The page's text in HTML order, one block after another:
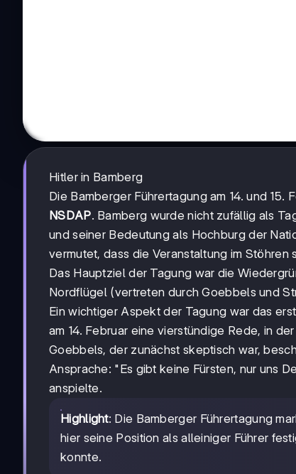
Hitler in Bamberg
Die Bamberger Führertagung am 14. und
NSDAP. Bamberg wurde nicht zufällig als
und seiner Bedeutung als Hochburg der
vermutet, dass die Veranstaltung im
Das Hauptziel der Tagung war die
Nordflügel (vertreten durch Goebbels und
Ein wichtiger Aspekt der Tagung war das
am 14. Februar eine vierstündige Rede, in
Goebbels, der zunächst skeptisch war,
Ansprache: "Es gibt keine Fürsten, nur uns
anspielte.
Highlight: Die Bamberger Führertagung
hier seine Position als alleiniger Führer
konnte.